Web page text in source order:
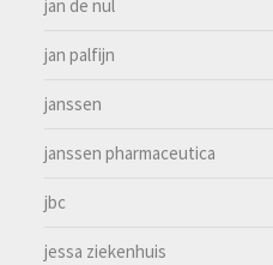
jan de nul
jan palfijn
janssen
janssen pharmaceutica
jbc
jessa ziekenhuis